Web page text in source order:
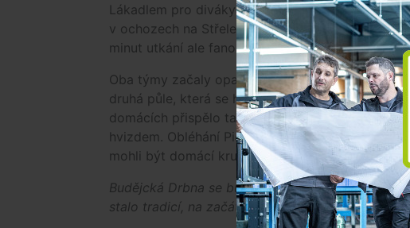
Lákadlem pro diváky mělo být zlevněné
v ochozech na Střeleckém ostrově objevily více
minut utkání ale fanoušci neviděli žádnou branku.
Oba týmy začaly opatrně, každý ze soupeřů se
druhá půle, která se hrála více méně pod
domácích přispělo také vyloučení hostujícího
hvizdem. Obléhání Pietrzkiewiczovy svatyně
mohli být domácí krutě potrestáni v nastaveném
Budějcká Drbna se bude zápasu mezi Dynamem
stalo tradicí, na začátku nového pracovního